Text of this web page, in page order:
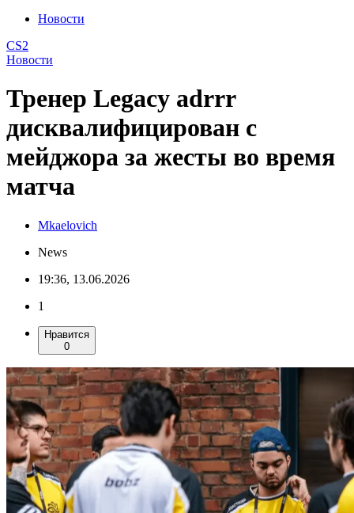
Новости
CS2
Новости
Тренер Legacy adrrr
дисквалифицирован с
мейджора за жесты во время
матча
Mkaelovich
News
19:36, 13.06.2026
1
Нравится
0